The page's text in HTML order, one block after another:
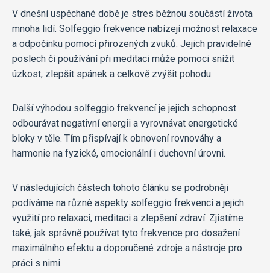
V dnešní uspěchané době je stres běžnou součástí života
mnoha lidí. Solfeggio frekvence nabízejí možnost relaxace
a odpočinku pomocí přirozených zvuků. Jejich pravidelné
poslech či používání při meditaci může pomoci snížit
úzkost, zlepšit spánek a celkově zvýšit pohodu.
Další výhodou solfeggio frekvencí je jejich schopnost
odbourávat negativní energii a vyrovnávat energetické
bloky v těle. Tím přispívají k obnovení rovnováhy a
harmonie na fyzické, emocionální i duchovní úrovni.
V následujících částech tohoto článku se podrobněji
podíváme na různé aspekty solfeggio frekvencí a jejich
využití pro relaxaci, meditaci a zlepšení zdraví. Zjistíme
také, jak správně používat tyto frekvence pro dosažení
maximálního efektu a doporučené zdroje a nástroje pro
práci s nimi.